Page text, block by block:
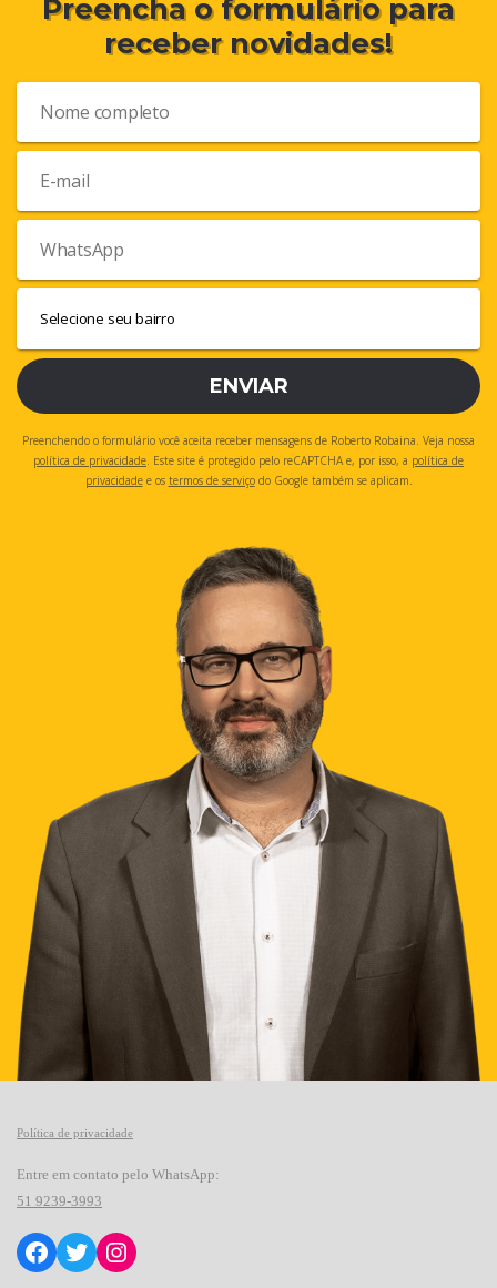
Preencha o formulário para
receber novidades!
ENVIAR
Preenchendo o formulário você aceita receber mensagens de Roberto Robaina. Veja nossa
política de privacidade. Este site é protegido pelo reCAPTCHA e, por isso, a política de
privacidadee os termos de serviçodo Google também se aplicam.
Política de privacidade
Entre em contato pelo WhatsApp:
51 9239-3993
Facebook Twitter Instagram